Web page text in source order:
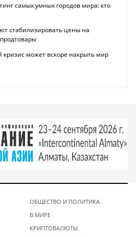
самых умных городов мира: кто
стабилизировать цены на
может вскоре накрыть мир
ОБЩЕСТВО И ПОЛИТИКА
В МИРЕ
КРИПТОВАЛЮТЫ